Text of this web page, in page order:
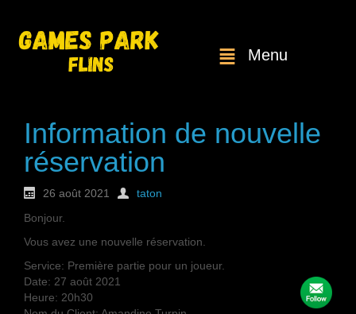
Menu
Information de nouvelle
réservation
26 août 2021
taton
Bonjour.
Vous avez une nouvelle réservation.
Service: Première partie pour un joueur.
Date: 27 août 2021
Heure: 20h30